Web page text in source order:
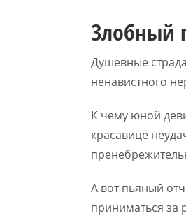
Злобный
Душевные
ненавистного
К чему юной
красавице
А вот пьяный
приниматься за